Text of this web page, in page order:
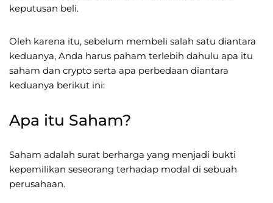
keputusan beli.
Oleh karena itu, sebelum membeli salah satu diantara
keduanya, Anda harus paham terlebih dahulu apa itu
saham dan crypto serta apa perbedaan diantara
keduanya berikut ini:
Apa itu Saham?
Saham adalah surat berharga yang menjadi bukti
kepemilikan seseorang terhadap modal di sebuah
perusahaan.